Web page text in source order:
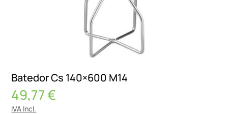
Batedor Cs 140×600 M14
49,77€
IVA Incl.